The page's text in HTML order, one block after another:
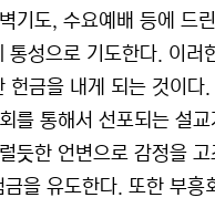
기도, 수요예배 등에 드
성으로 기도한다. 이러
헌금을 내게 되는 것이다.
를 통해서 선포되는 설
듯한 언변으로 감정을
을 유도한다. 또한 부흥